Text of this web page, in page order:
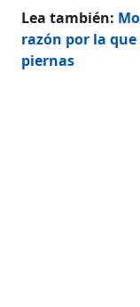
Lea también:
razón por la
piernas